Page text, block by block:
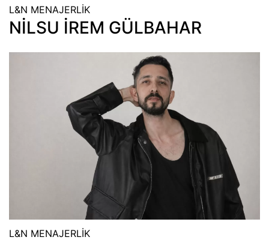
L&N MENAJERLİK
NİLSU İREM GÜLBAHAR
L&N MENAJERLİK